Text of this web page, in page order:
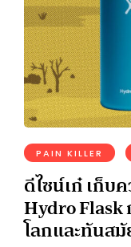
PAIN KILLER
ดีไซน์เก๋ เก็บ
Hydro
โลกและทันส